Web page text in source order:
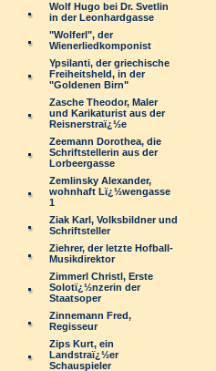
Wolf Hugo bei Dr. Svetlin
in der Leonhardgasse
"Wolferl", der
Wienerliedkomponist
Ypsilanti, der griechische
Freiheitsheld, in der
"Goldenen Birn"
Zasche Theodor, Maler
und Karikaturist aus der
Reisnerstraï¿½e
Zeemann Dorothea, die
Schriftstellerin aus der
Lorbeergasse
Zemlinsky Alexander,
wohnhaft Lï¿½wengasse
1
Ziak Karl, Volksbildner und
Schriftsteller
Ziehrer, der letzte Hofball-
Musikdirektor
Zimmerl Christl, Erste
Solotï¿½nzerin der
Staatsoper
Zinnemann Fred,
Regisseur
Zips Kurt, ein
Landstraï¿½er
Schauspieler